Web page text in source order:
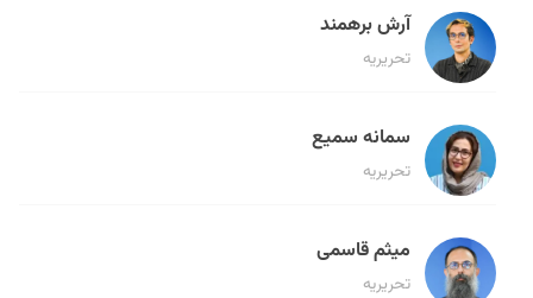
آرش برهمند
تحریریه
سمانه سمیع
تحریریه
میثم قاسمی
تحریریه